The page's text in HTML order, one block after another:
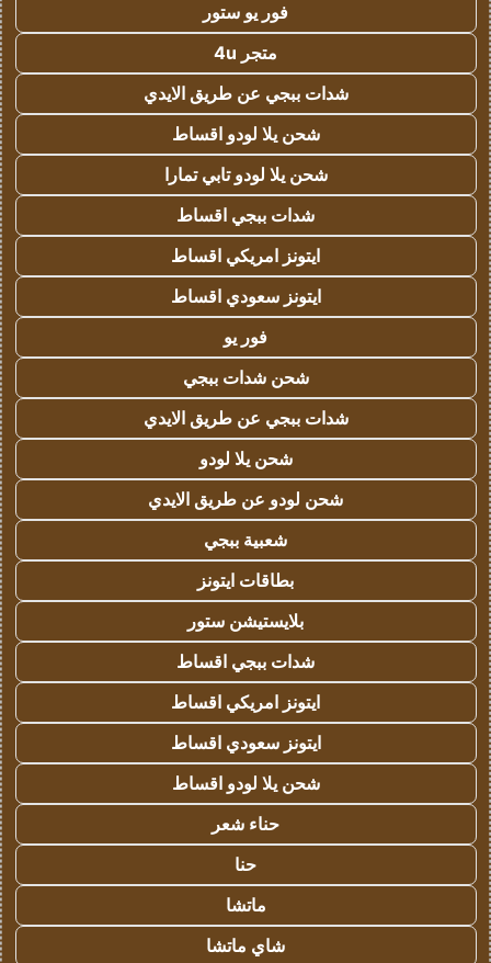
فور يو ستور
متجر 4u
شدات ببجي عن طريق الايدي
شحن يلا لودو اقساط
شحن يلا لودو تابي تمارا
شدات ببجي اقساط
ايتونز امريكي اقساط
ايتونز سعودي اقساط
فور يو
شحن شدات ببجي
شدات ببجي عن طريق الايدي
شحن يلا لودو
شحن لودو عن طريق الايدي
شعبية ببجي
بطاقات ايتونز
بلايستيشن ستور
شدات ببجي اقساط
ايتونز امريكي اقساط
ايتونز سعودي اقساط
شحن يلا لودو اقساط
حناء شعر
حنا
ماتشا
شاي ماتشا